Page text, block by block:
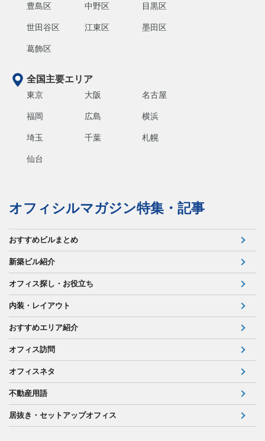
豊島区 中野区 目黒区
世田谷区 江東区 墨田区
葛飾区
全国主要エリア
東京 大阪 名古屋
福岡 広島 横浜
埼玉 千葉 札幌
仙台
オフィシルマガジン特集・記事
おすすめビルまとめ
新築ビル紹介
オフィス探し・お役立ち
内装・レイアウト
おすすめエリア紹介
オフィス訪問
オフィスネタ
不動産用語
居抜き・セットアップオフィス